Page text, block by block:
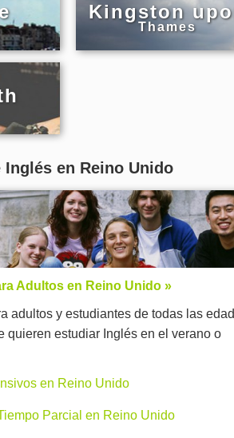
Kingston
Thames
en Reino Unido
Adultos en Reino Unido »
adultos y estudiantes de todas las
quieren estudiar Inglés en el verano o
en Reino Unido
Parcial en Reino Unido